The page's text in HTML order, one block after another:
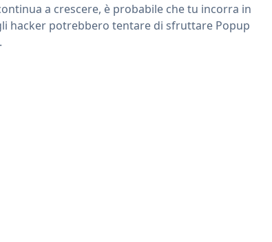
a crescere, è probabile che tu incorra in
hacker potrebbero tentare di sfruttare Popup